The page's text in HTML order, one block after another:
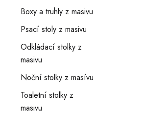
Boxy a truhly z masivu
Psací stoly z masivu
Odkládací stolky z
masivu
Noční stolky z masívu
Toaletní stolky z
masivu